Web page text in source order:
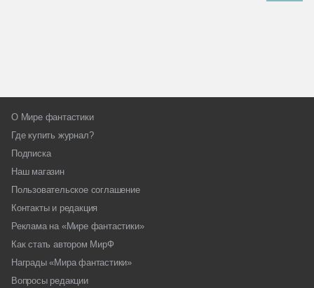
О Мире фантастики
Где купить журнал?
Подписка
Наш магазин
Пользовательское соглашение
Контакты и редакция
Реклама на «Мире фантастики»
Как стать автором МирФ
Награды «Мира фантастики»
Вопросы редакции